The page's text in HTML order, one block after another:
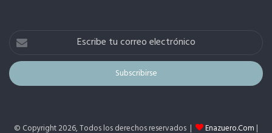
Escribe
correo
electrónico
© Copyright 2026, Todos los derechos reservados | Enazuero.Com |